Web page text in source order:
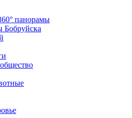
панорамы
Бобруйска